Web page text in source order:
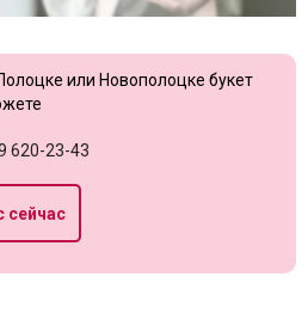
или Новополоцке букет
620-23-43
сейчас